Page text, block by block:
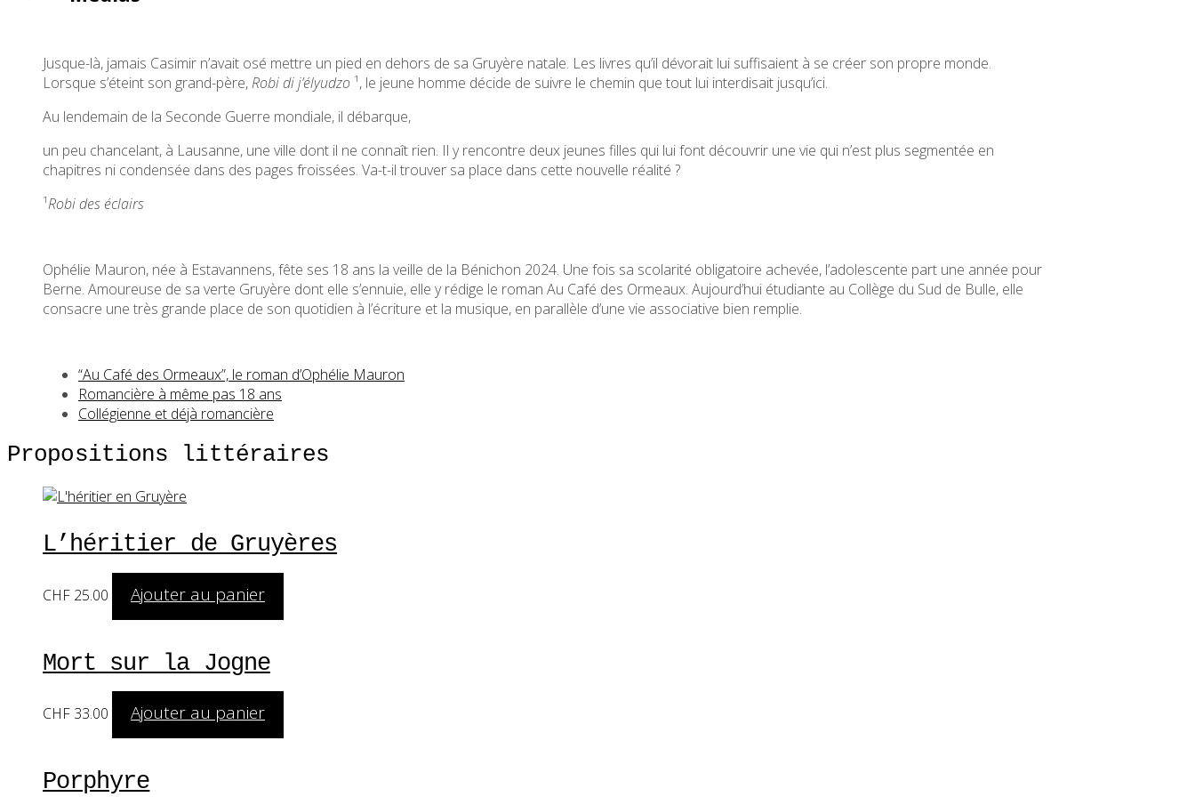
Jusque-là, jamais Casimir n’avait osé mettre un pied en dehors de sa Gruyère natale. Les livres qu’il dévorait lui suffisaient à se créer son propre monde.
Lorsque s’éteint son grand-père,Robi di j’élyudzo ¹, le jeune homme décide de suivre le chemin que tout lui interdisait jusqu’ici.
Au lendemain de la Seconde Guerre mondiale, il débarque,
un peu chancelant, à Lausanne, une ville dont il ne connaît rien. Il y rencontre deux jeunes filles qui lui font découvrir une vie qui n’est plus segmentée en
chapitres ni condensée dans des pages froissées. Va-t-il trouver sa place dans cette nouvelle réalité ?
¹Robi des éclairs
Ophélie Mauron, née à Estavannens, fête ses 18 ans la veille de la Bénichon 2024. Une fois sa scolarité obligatoire achevée, l’adolescente part une année pour
Berne. Amoureuse de sa verte Gruyère dont elle s’ennuie, elle y rédige le roman Au Café des Ormeaux. Aujourd’hui étudiante au Collège du Sud de Bulle, elle
consacre une très grande place de son quotidien à l’écriture et la musique, en parallèle d’une vie associative bien remplie.
“Au Café des Ormeaux”, le roman d’Ophélie Mauron
Romancière à même pas 18 ans
Collégienne et déjà romancière
Propositions littéraires
L’héritier de Gruyères
CHF 25.00 Ajouter au panier
Mort sur la Jogne
CHF 33.00 Ajouter au panier
Porphyre